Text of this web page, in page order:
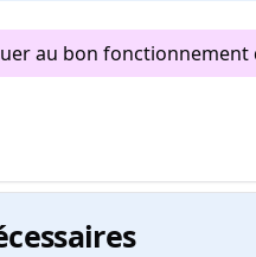
au bon fonctionnement